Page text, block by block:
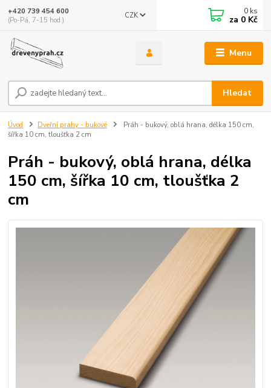
Menu
CZK
Hledat
+420 739 454 600
(Po-Pá, 7-15 hod.)
0 ks
za 0 Kč
Úvod Dveřní prahy - bukové
Práh - bukový, oblá hrana, délka 150 cm,
šířka 10 cm, tloušťka 2 cm
Práh - bukový, oblá hrana, délka
150 cm, šířka 10 cm, tloušťka 2
cm